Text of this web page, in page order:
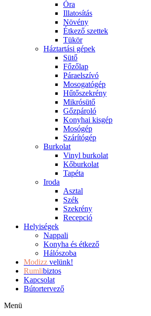
Óra
Illatosítás
Növény
Étkező szettek
Tükör
Háztartási gépek
Sütő
Főzőlap
Páraelszívó
Mosogatógép
Hűtőszekrény
Mikrósütő
Gőzpároló
Konyhai kisgép
Mosógép
Szárítógép
Burkolat
Vinyl burkolat
Kőburkolat
Tapéta
Iroda
Asztal
Szék
Szekrény
Recepció
Helyiségek
Nappali
Konyha és étkező
Hálószoba
Modizz velünk!
Rumlibiztos
Kapcsolat
Bútortervező
Menü